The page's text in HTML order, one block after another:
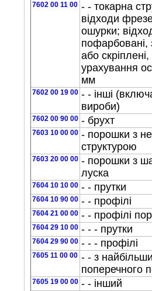
7602 00 11 00 - - токарна
вiдходи
ошурки;
пофарбованi,
або
урахування
мм
7602 00 19 00 - - iншi
вироби)
7602 00 90 00 - брухт
7603 10 00 00 - порошки з
cтруктурою
7603 20 00 00 - порошки з
луска
7604 10 10 00 - - прутки
7604 10 90 00 - - профiлi
7604 21 00 00 - - профiлi
7604 29 10 00 - - - прутки
7604 29 90 00 - - - профiлi
7605 11 00 00 - - з
поперечного
7605 19 00 00 - - iнший